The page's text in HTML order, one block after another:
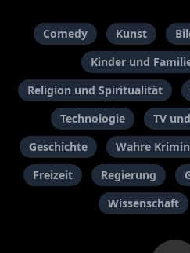
Comedy Kunst
Kinder und
Religion und Spiritualität
Technologie
TV
Geschichte
Wahre
Freizeit
Regierung
Wissenschaft